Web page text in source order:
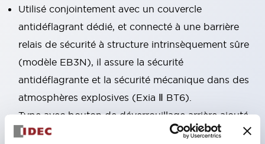
Utilisé conjointement avec un couvercle
antidéflagrant dédié, et connecté à une barrière
relais de sécurité à structure intrinsèquement sûre
(modèle EB3N), il assure la sécurité
antidéflagrante et la sécurité mécanique dans des
atmosphères explosives (Exia Ⅱ BT6).
Type avec bouton de déverrouillage arrière ajouté,
utilisable pour les sorties d’urgence, avec des